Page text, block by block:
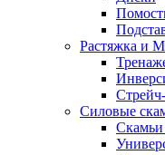
Растяжка и
Силовые
Скамьи